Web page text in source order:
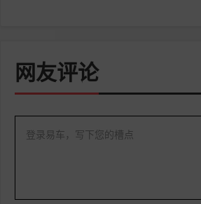
网友评论
登录易车，写下您的槽点